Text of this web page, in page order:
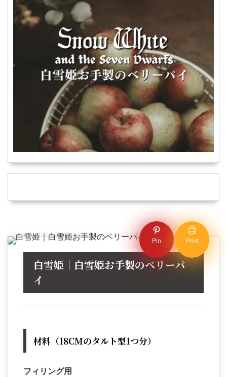
Pin Print
白雪姫｜白雪姫お手製のベリーパ
イ
材料（18CMのタルト型1つ分）
フィリング用